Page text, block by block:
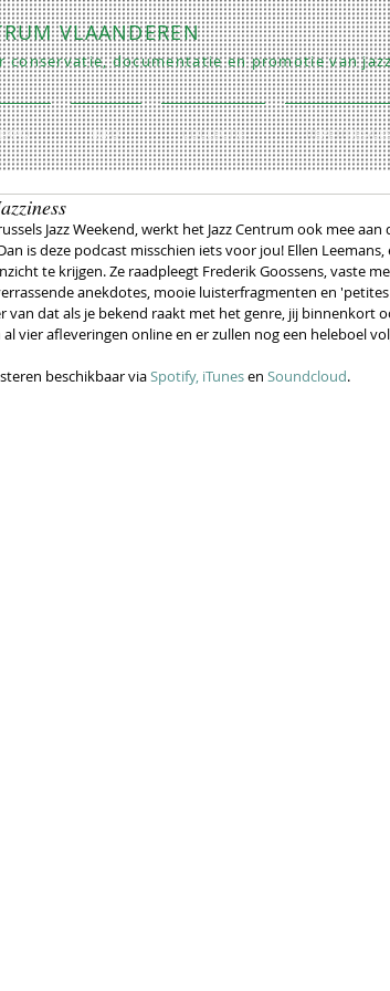
VLAANDEREN
conservatie, documentatie en promotie van
EXPO INFO COLLECTIE REPETITIES/
Jazz Weekend, werkt het Jazz Centrum ook mee
is deze podcast misschien iets voor jou! Ellen
te krijgen. Ze raadpleegt Frederik Goossens, vaste
anekdotes, mooie luisterfragmenten en
van dat als je bekend raakt met het genre, jij binnenkort
vier afleveringen online en er zullen nog een heleboel
beschikbaar via Spotify, iTunes en Soundcloud.